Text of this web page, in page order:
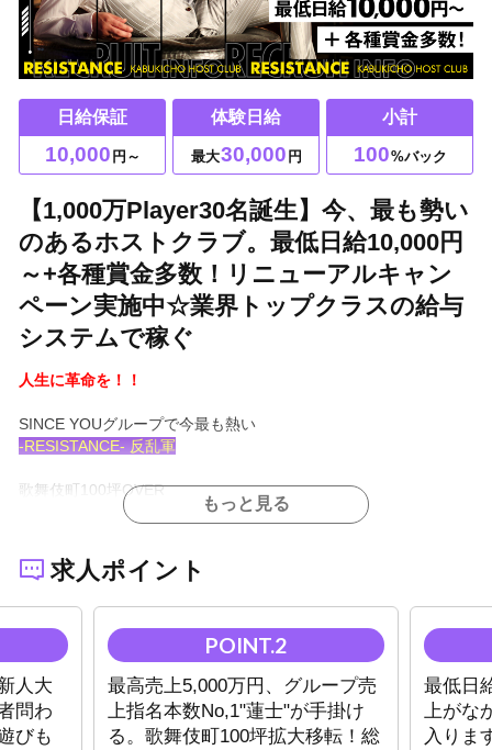
日給保証
10,000 円～
体験日給
最大30,000 円
小計
100%バック
【1,000万Player30名誕生】今、最も勢い
のあるホストクラブ。最低日給10,000円
～+各種賞金多数！リニューアルキャン
ペーン実施中☆業界トップクラスの給与
システムで稼ぐ
人生に革命を！！
SINCE YOUグループで今最も熱い
-RESISTANCE- 反乱軍
歌舞伎町100坪OVER
総工費2億円OVER
革命を起こす男たちを率いるのは...
★年間売上5年連続1億越え
★年間売上指名本数グループNo,1
ホスト業界でも名を轟かす"蓮士"
大箱への移転を皮切りに、さらなる成長を遂げる！
もっと見る
求人ポイント
人大
問わ
びも
最高売上5,000万円、グループ売
上指名本数No,1"蓮士"が手掛け
る。歌舞伎町100坪拡大移転！総
最低日
上がな
入りま